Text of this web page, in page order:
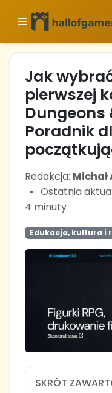
Jak
pierwszej
Dungeons
Poradnik
Redakcja:
• Ostatnia
4 minuty
Edukacja, kultura i
SKRÓT